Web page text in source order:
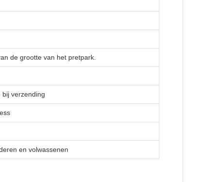
de grootte van het pretpark.
bij verzending
en volwassenen